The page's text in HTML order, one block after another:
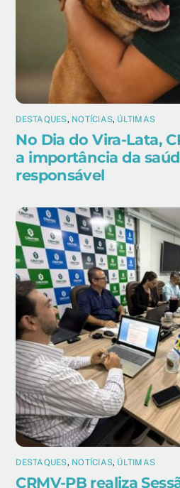
DESTAQUES, NOTÍCIAS, ÚLTIMAS
No Dia do Vira-Lata,
a importância da
responsável
DESTAQUES, NOTÍCIAS, ÚLTIMAS
CRMV-PB realiza